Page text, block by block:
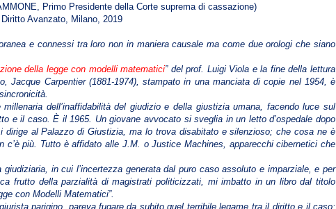
Primo Presidente della Corte suprema di cassazione)
Diritto Avanzato, Milano, 2019
e connessi tra loro non in maniera causale ma come due orologi che siano
della legge con modelli matematici” del prof. Luigi Viola e la fine della lettura
Jacque Carpentier (1881-1974), stampato in una manciata di copie nel 1954, è
millenaria dell’inaffidabilità del giudizio e della giustizia umana, facendo luce sul
e il caso. È il 1965. Un giovane avvocato si sveglia in un letto d’ospedale dopo
dirige al Palazzo di Giustizia, ma lo trova disabitato e silenzioso; che cosa ne è
più. Tutto è affidato alle J.M. o Justice Machines, apparecchi cibernetici che
in cui l’incertezza generata dal puro caso assoluto e imparziale, e per
frutto della parzialità di magistrati politicizzati, mi imbatto in un libro dal titolo
con Modelli Matematici”.
parigino, pareva fugare da subito quel terribile legame tra il diritto e il caso;